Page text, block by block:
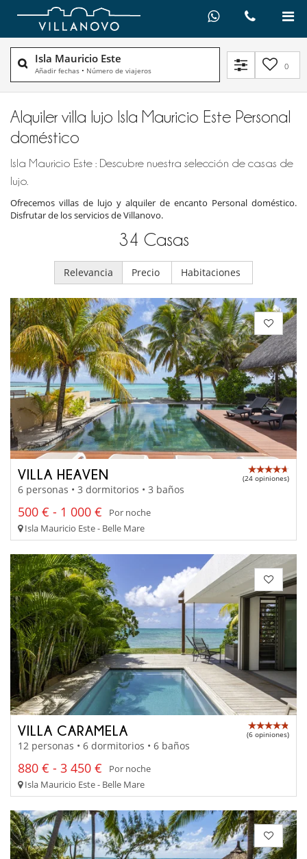
Isla Mauricio Este
Añadir fechas • Número de viajeros 0
Alquiler villa lujo Isla Mauricio Este Personal
doméstico
Isla Mauricio Este : Descubre nuestra selección de casas de
lujo.
Ofrecemos villas de lujo y alquiler de encanto Personal doméstico.
Disfrutar de los servicios de Villanovo.
34 Casas
Relevancia Precio Habitaciones
VILLA HEAVEN (24 opiniones)
6 personas • 3 dormitorios • 3 baños
500 € - 1 000 €
Por noche
Isla Mauricio Este - Belle Mare
VILLA CARAMELA (6 opiniones)
12 personas • 6 dormitorios • 6 baños
880 € - 3 450 €
Por noche
Isla Mauricio Este - Belle Mare